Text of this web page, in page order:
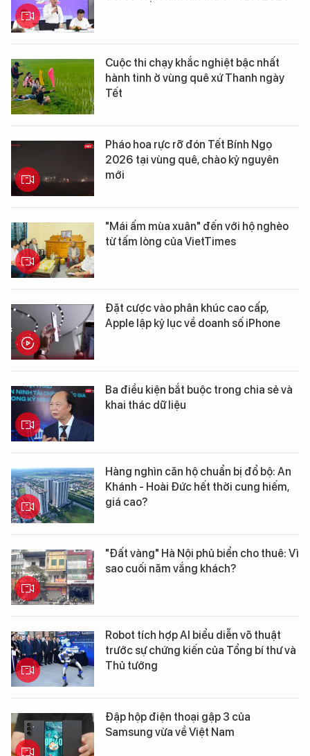
Cuộc thi chạy khắc nghiệt bậc nhất
hành tinh ở vùng quê xứ Thanh ngày
Tết
Pháo hoa rực rỡ đón Tết Bính Ngọ
2026 tại vùng quê, chào kỷ nguyên
mới
"Mái ấm mùa xuân" đến với hộ nghèo
từ tấm lòng của VietTimes
Đặt cược vào phân khúc cao cấp,
Apple lập kỷ lục về doanh số iPhone
Ba điều kiện bắt buộc trong chia sẻ và
khai thác dữ liệu
Hàng nghìn căn hộ chuẩn bị đổ bộ: An
Khánh - Hoài Đức hết thời cung hiếm,
giá cao?
"Đất vàng" Hà Nội phủ biển cho thuê: Vì
sao cuối năm vắng khách?
Robot tích hợp AI biểu diễn võ thuật
trước sự chứng kiến của Tổng bí thư và
Thủ tướng
Đập hộp điện thoại gập 3 của
Samsung vừa về Việt Nam